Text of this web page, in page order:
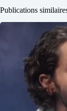
Publications